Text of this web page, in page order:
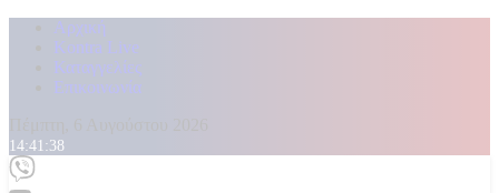
Αρχική
Kontra Live
Καταγγελίες
Επικοινωνία
14:41:41